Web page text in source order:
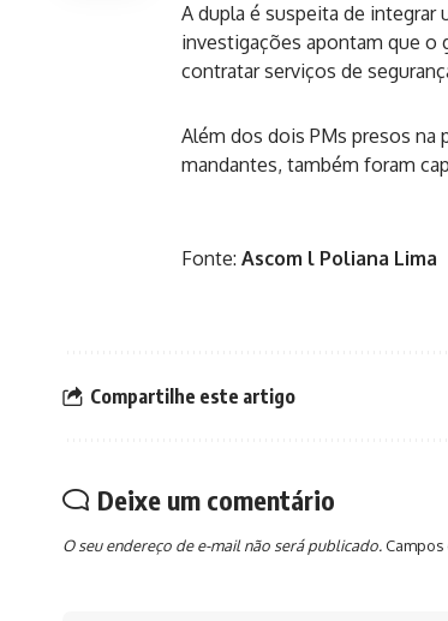
A dupla é suspeita de integrar
investigações apontam que o
contratar serviços de
Além dos dois PMs presos na
mandantes, também foram
Fonte: Ascom l Poliana Lima
Compartilhe este artigo
Deixe um comentário
O seu endereço de e-mail não será publicado.